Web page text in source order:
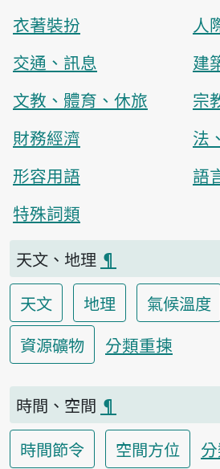
衣著裝扮
人
交通、訊息
建
文教、體育、休旅
宗
財務經濟
法
形容用語
語
特殊詞類
天文、地理 ¶
天文
地理 氣候溫度
資源礦物
分類重揀
時間、空間 ¶
時間節令
空間方位